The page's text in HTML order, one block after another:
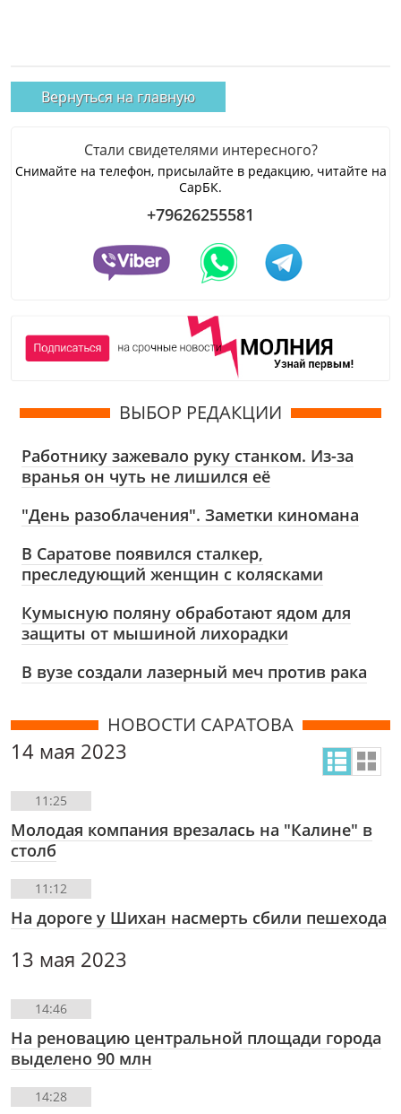
Вернуться на главную
Стали свидетелями интересного?
Снимайте на телефон, присылайте в редакцию, читайте на
СарБК.
+79626255581
ВЫБОР РЕДАКЦИИ
Работнику зажевало руку станком. Из-за
вранья он чуть не лишился её
"День разоблачения". Заметки киномана
В Саратове появился сталкер,
преследующий женщин с колясками
Кумысную поляну обработают ядом для
защиты от мышиной лихорадки
В вузе создали лазерный меч против рака
НОВОСТИ САРАТОВА
14 мая 2023
11:25
Молодая компания врезалась на "Калине" в
столб
11:12
На дороге у Шихан насмерть сбили пешехода
13 мая 2023
14:46
На реновацию центральной площади города
выделено 90 млн
14:28